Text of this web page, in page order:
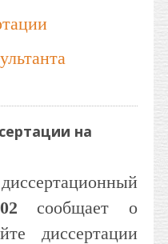
на
сообщает о
диссертации